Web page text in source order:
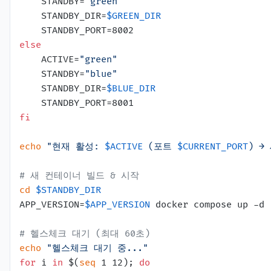
    STANDBY_DIR=
$GREEN_DIR
else
    ACTIVE=
"green"
    STANDBY=
"blue"
    STANDBY_DIR=
$BLUE_DIR
fi
echo "현재 활성: $ACTIVE (포트 $CURRENT_PORT) →
# 새 컨테이너 빌드 & 시작
cd $STANDBY_DIR
APP_VERSION=$APP_VERSION docker compose up -
# 헬스체크 대기 (최대 60초)
echo
"헬스체크 대기 중..."
for i in $( seq 1 12); do